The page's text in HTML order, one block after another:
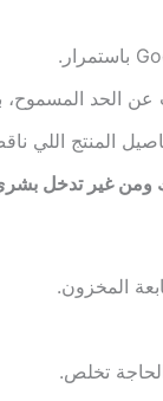
الحد المسموح،
المنتج اللي
ومن غير تدخل
المخزون.
تخلص.